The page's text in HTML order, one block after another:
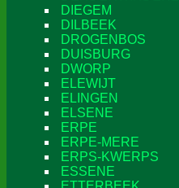
DIEGEM
DILBEEK
DROGENBOS
DUISBURG
DWORP
ELEWIJT
ELINGEN
ELSENE
ERPE
ERPE-MERE
ERPS-KWERPS
ESSENE